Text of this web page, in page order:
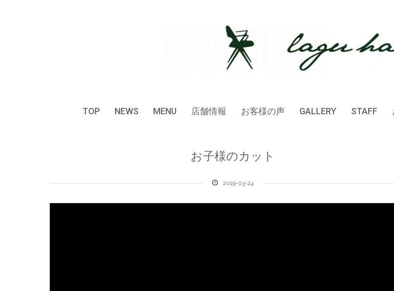
TOP NEWS MENU 店舗情報 お客様の声 GALLERY STAFF
お子様のカット
2019-03-24